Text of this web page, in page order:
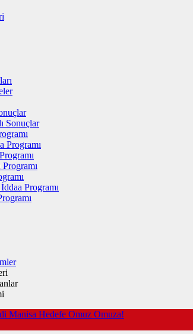
Sonuçlar
Programı
Programı
Manisa Hedefe Omuz Omuza!